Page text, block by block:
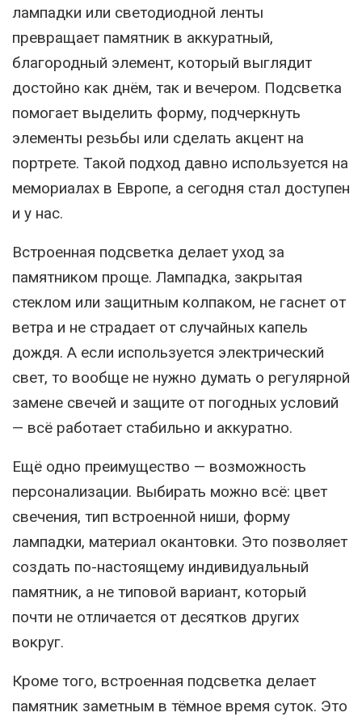
лампадки или светодиодной ленты
превращает памятник в аккуратный,
благородный элемент, который выглядит
достойно как днём, так и вечером. Подсветка
помогает выделить форму, подчеркнуть
элементы резьбы или сделать акцент на
портрете. Такой подход давно используется на
мемориалах в Европе, а сегодня стал доступен
и у нас.
Встроенная подсветка делает уход за
памятником проще. Лампадка, закрытая
стеклом или защитным колпаком, не гаснет от
ветра и не страдает от случайных капель
дождя. А если используется электрический
свет, то вообще не нужно думать о регулярной
замене свечей и защите от погодных условий
— всё работает стабильно и аккуратно.
Ещё одно преимущество — возможность
персонализации. Выбирать можно всё: цвет
свечения, тип встроенной ниши, форму
лампадки, материал окантовки. Это позволяет
создать по-настоящему индивидуальный
памятник, а не типовой вариант, который
почти не отличается от десятков других
вокруг.
Кроме того, встроенная подсветка делает
памятник заметным в тёмное время суток. Это